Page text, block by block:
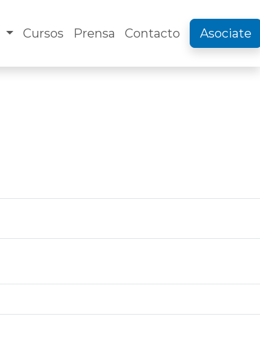
Cursos Prensa Contacto Asociate